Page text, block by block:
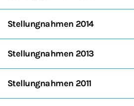
Stellungnahmen 2014
Stellungnahmen 2013
Stellungnahmen 2011